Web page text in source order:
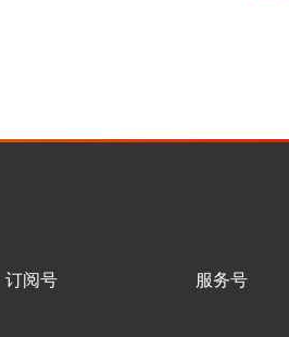
订阅号 服务号